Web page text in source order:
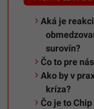
Aká je
surovín?
Čo to pre
Ako by v
kríza?
Čo je to Chip